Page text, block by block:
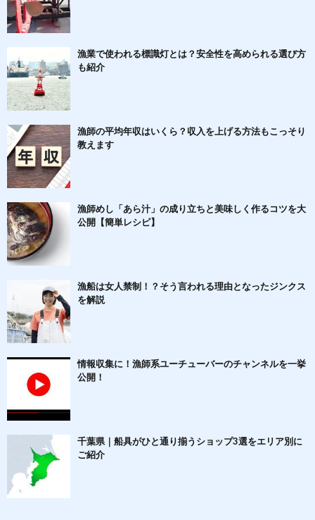
漁業で使われる標識灯とは？安全性を高められる選び方
も紹介
漁師の平均年収はいくら？収入を上げる方法もこっそり
教えます
漁師めし「あら汁」の成り立ちと美味しく作るコツを大
公開【簡単レシピ】
漁船は女人禁制！？そう言われる理由となったジンクス
を解説
情報収集に！漁師系ユーチューバーのチャンネルを一挙
公開！
千葉県｜船具がひと通り揃うショップ3選をエリア別に
ご紹介